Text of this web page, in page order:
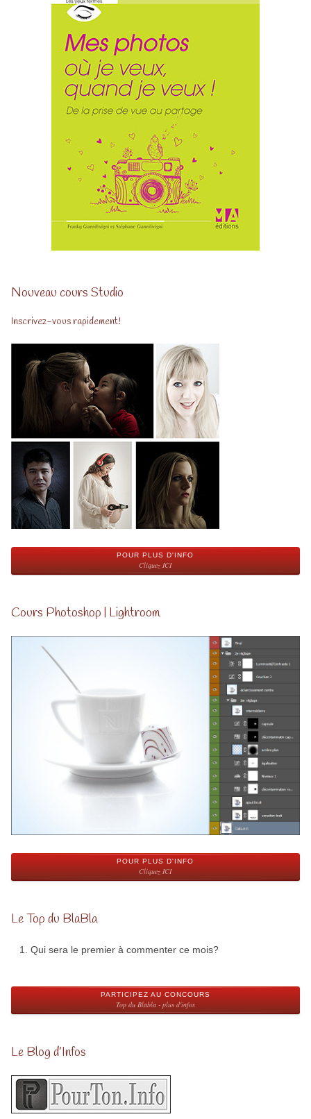
Nouveau cours Studio
Inscrivez-vous rapidement!
POUR PLUS D'INFO
Cliquez ICI
Cours Photoshop | Lightroom
POUR PLUS D'INFO
Cliquez ICI
Le Top du BlaBla
Qui sera le premier à commenter ce mois?
PARTICIPEZ AU CONCOURS
Top du Blabla - plus d'infos
Le Blog d’Infos